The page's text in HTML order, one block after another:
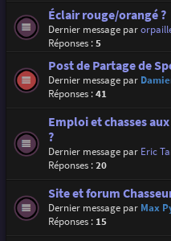
Éclair rouge/orangé ?
Dernier message par
Réponses :5
Post de Partage de
Dernier message par
Réponses :41
Emploi et chasses
?
Dernier message par Eric
Réponses :20
Site et forum
Dernier message par Max
Réponses : 15